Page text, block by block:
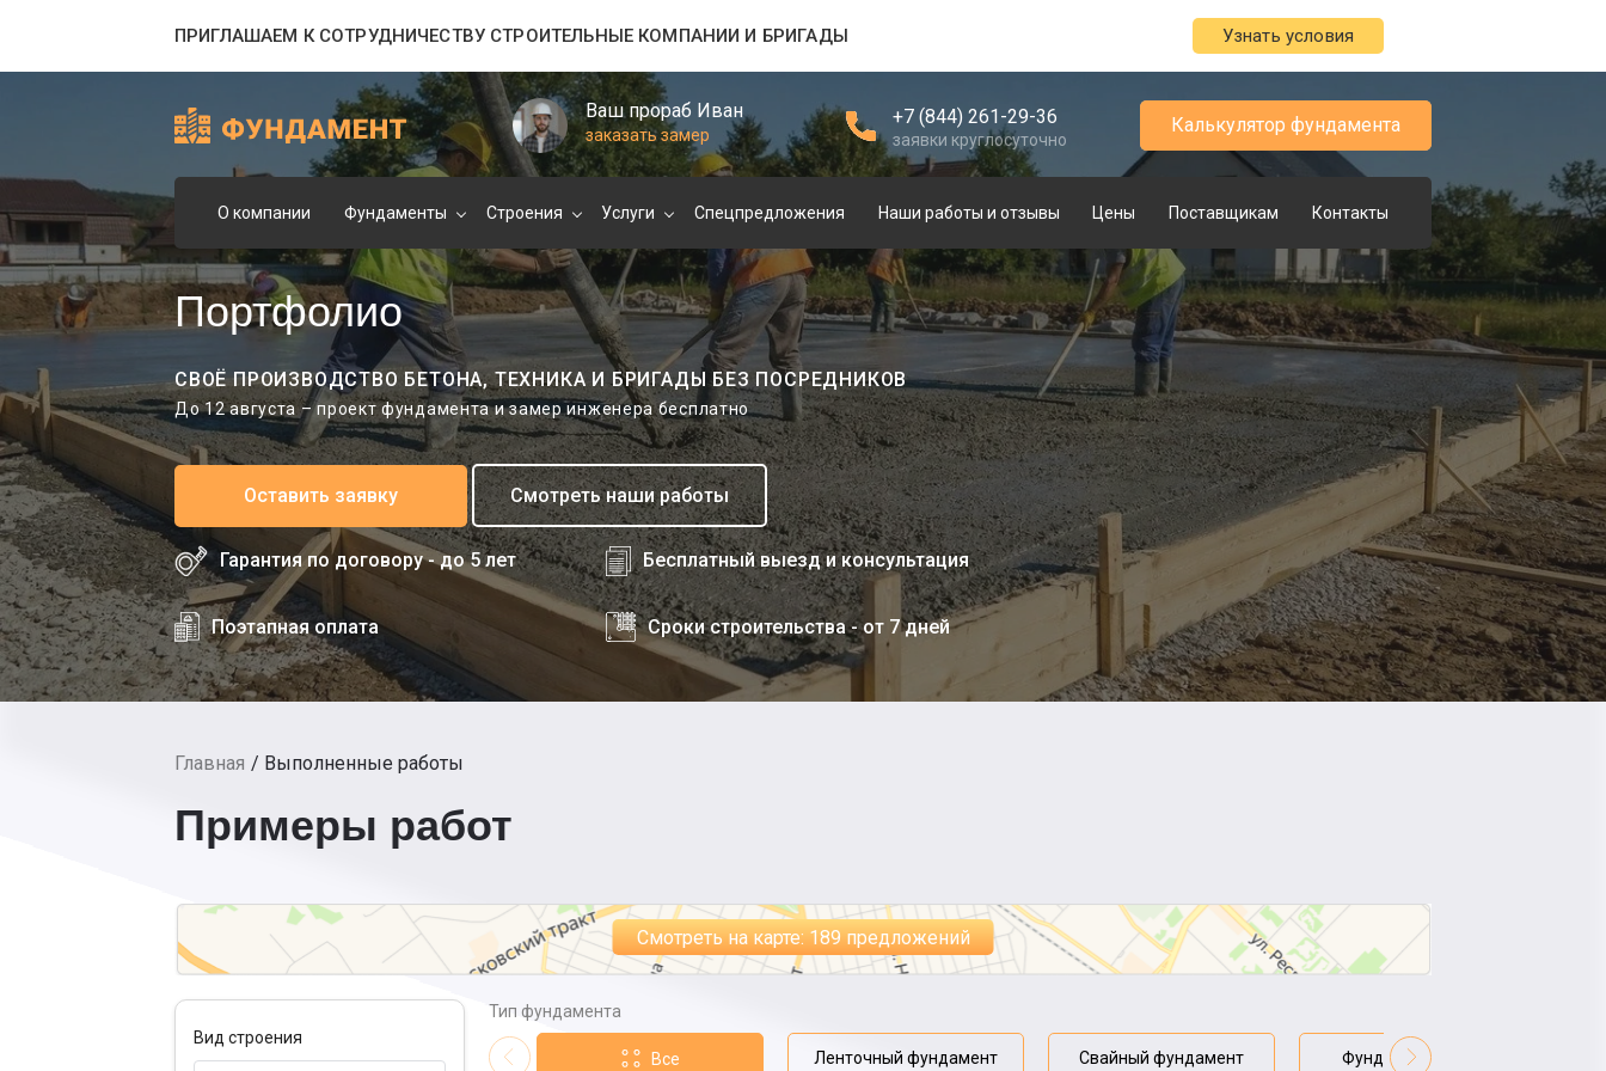
ПРИГЛАШАЕМ К СОТРУДНИЧЕСТВУ СТРОИТЕЛЬНЫЕ КОМПАНИИ И БРИГАДЫ Узнать условия
Ваш прораб Иван
заказать замер
+7 (844) 261-29-36
заявки круглосуточно
Калькулятор фундамента
О компании Фундаменты Строения Услуги Спецпредложения Наши работы и отзывы Цены Поставщикам Контакты
Портфолио
СВОЁ ПРОИЗВОДСТВО БЕТОНА, ТЕХНИКА И БРИГАДЫ БЕЗ ПОСРЕДНИКОВ
До 12 августа – проект фундамента и замер инженера бесплатно
Оставить заявку Смотреть наши работы
Гарантия по договору - до 5 лет Бесплатный выезд и консультация
Поэтапная оплата Сроки строительства - от 7 дней
Главная Выполненные работы
Примеры работ
Смотреть на карте: 189 предложений
Вид строения
Тип фундамента
Все Ленточный фундамент Свайный фундамент Фундамент плита